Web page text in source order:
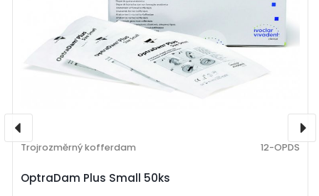
OptraDam Plus Small 50ks
Trojrozměrný kofferdam 12-OPDS